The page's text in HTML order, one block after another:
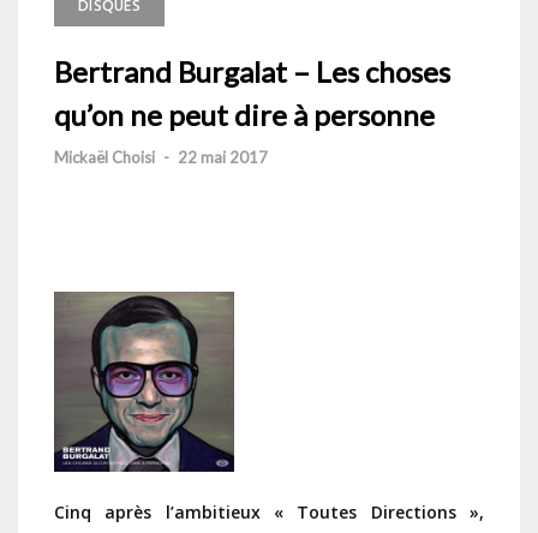
DISQUES
Bertrand Burgalat – Les choses
qu’on ne peut dire à personne
Mickaël Choisi - 22 mai 2017
Cinq après l’ambitieux « Toutes Directions »,